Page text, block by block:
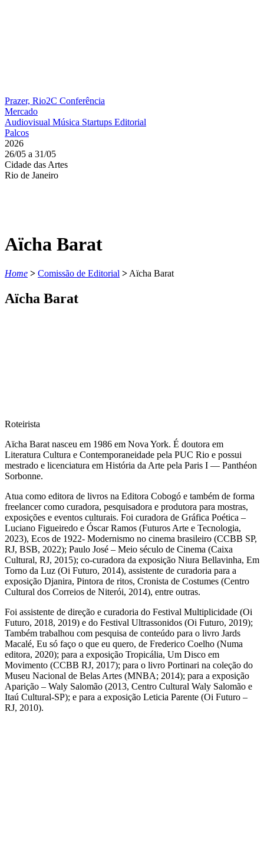
Prazer, Rio2C Conferência
Mercado
Audiovisual Música Startups Editorial
Palcos
2026
26/05 a 31/05
Cidade das Artes
Rio de Janeiro
Aïcha Barat
Home > Comissão de Editorial > Aïcha Barat
Aïcha Barat
Roteirista
Aïcha Barat nasceu em 1986 em Nova York. É doutora em
Literatura Cultura e Contemporaneidade pela PUC Rio e possui
mestrado e licenciatura em História da Arte pela Paris I — Panthéon
Sorbonne.
Atua como editora de livros na Editora Cobogó e também de forma
freelancer como curadora, pesquisadora e produtora para mostras,
exposições e eventos culturais. Foi curadora de Gráfica Poética –
Luciano Figueiredo e Óscar Ramos (Futuros Arte e Tecnologia,
2023), Ecos de 1922- Modernismo no cinema brasileiro (CCBB SP,
RJ, BSB, 2022); Paulo José – Meio século de Cinema (Caixa
Cultural, RJ, 2015); co-curadora da exposição Niura Bellavinha, Em
Torno da Luz (Oi Futuro, 2014), assistente de curadoria para a
exposição Djanira, Pintora de ritos, Cronista de Costumes (Centro
Cultural dos Correios de Niterói, 2014), entre outras.
Foi assistente de direção e curadoria do Festival Multiplicidade (Oi
Futuro, 2018, 2019) e do Festival Ultrassonidos (Oi Futuro, 2019);
Também trabalhou com pesquisa de conteúdo para o livro Jards
Macalé, Eu só faço o que eu quero, de Frederico Coelho (Numa
editora, 2020); para a exposição Tropicália, Um Disco em
Movimento (CCBB RJ, 2017); para o livro Portinari na coleção do
Museu Nacional de Belas Artes (MNBA; 2014); para a exposição
Aparição – Waly Salomão (2013, Centro Cultural Waly Salomão e
Itaú Cultural-SP); e para a exposição Leticia Parente (Oi Futuro –
RJ, 2010).